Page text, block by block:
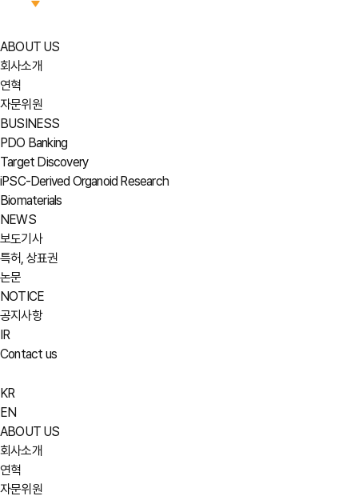
ABOUT US
회사소개
연혁
자문위원
BUSINESS
PDO Banking
Target Discovery
iPSC-Derived Organoid Research
Biomaterials
NEWS
보도기사
특허, 상표권
논문
NOTICE
공지사항
IR
Contact us
KR
EN
ABOUT US
회사소개
연혁
자문위원